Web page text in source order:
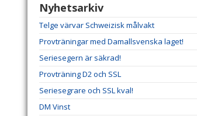
Nyhetsarkiv
Telge värvar Schweizisk målvakt
Provträningar med Damallsvenska laget!
Seriesegern är säkrad!
Provträning D2 och SSL
Seriesegrare och SSL kval!
DM Vinst